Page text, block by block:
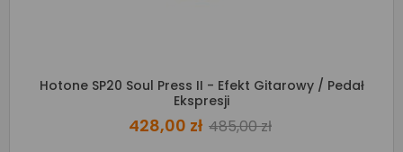
Hotone SP20 Soul Press II - Efekt Gitarowy / Pedał
Ekspresji
428,00 zł 485,00 zł